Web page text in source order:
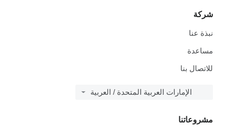
شركة
نبذة عنا
مساعدة
للاتصال بنا
الإمارات العربية المتحدة / العربية
مشروعاتنا